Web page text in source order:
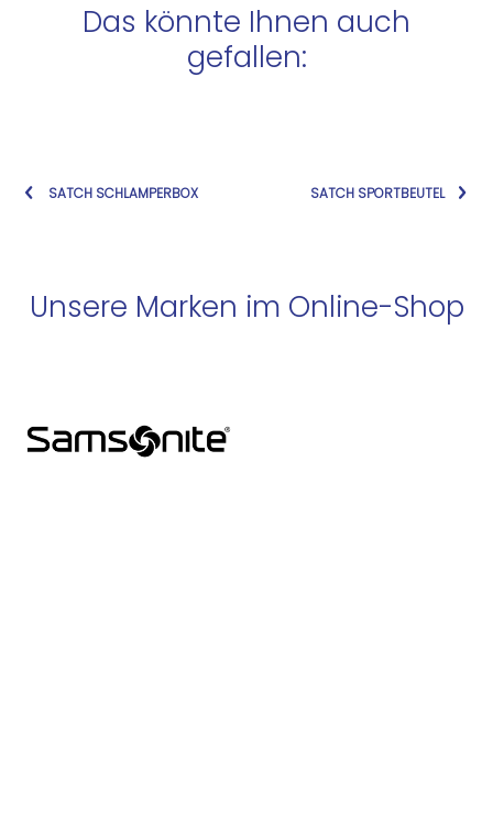
Das könnte Ihnen auch
gefallen:
SATCH SCHLAMPERBOX SATCH SPORTBEUTEL
Unsere Marken im Online-Shop